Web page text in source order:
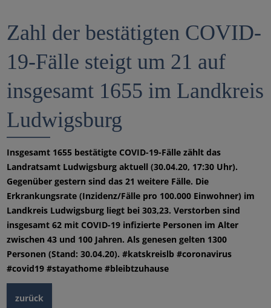
Zahl der bestätigten COVID-
19-Fälle steigt um 21 auf
insgesamt 1655 im Landkreis
Ludwigsburg
Insgesamt 1655 bestätigte COVID-19-Fälle zählt das
Landratsamt Ludwigsburg aktuell (30.04.20, 17:30 Uhr).
Gegenüber gestern sind das 21 weitere Fälle. Die
Erkrankungsrate (Inzidenz/Fälle pro 100.000 Einwohner) im
Landkreis Ludwigsburg liegt bei 303,23. Verstorben sind
insgesamt 62 mit COVID-19 infizierte Personen im Alter
zwischen 43 und 100 Jahren. Als genesen gelten 1300
Personen (Stand: 30.04.20). #katskreislb #coronavirus
#covid19 #stayathome #bleibtzuhause
zurück